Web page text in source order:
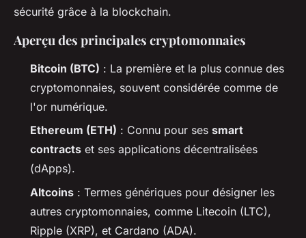
sécurité grâce à la blockchain.
Aperçu des principales cryptomonnaies
Bitcoin (BTC) : La première et la plus connue des
cryptomonnaies, souvent considérée comme de
l'or numérique.
Ethereum (ETH) : Connu pour ses smart
contracts et ses applications décentralisées
(dApps).
Altcoins : Termes génériques pour désigner les
autres cryptomonnaies, comme Litecoin (LTC),
Ripple (XRP), et Cardano (ADA).